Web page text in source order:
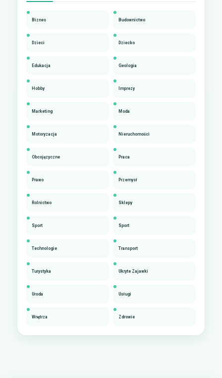
Biznes Budownictwo
Dzieci Dziecko
Edukacja Geologia
Hobby Imprezy
Marketing Moda
Motoryzacja Nieruchomości
Obcojęzyczne Praca
Prawo Przemysł
Rolnictwo Sklepy
Sport Sport
Technologie Transport
Turystyka Ukryte Zajawki
Uroda Usługi
Wnętrza Zdrowie